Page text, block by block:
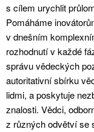
s cílem urychlit
Pomáháme
v dnešním
rozhodnutí v každé
správu vědeckých
autoritativní sbírku
lidmi, a poskytuje
znalosti. Vědci,
z různých odvětví se